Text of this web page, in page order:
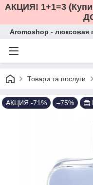
АКЦИЯ! 1+1=3
Aromoshop - люксовая
Товари та послуги
АКЦИЯ -71% –75%